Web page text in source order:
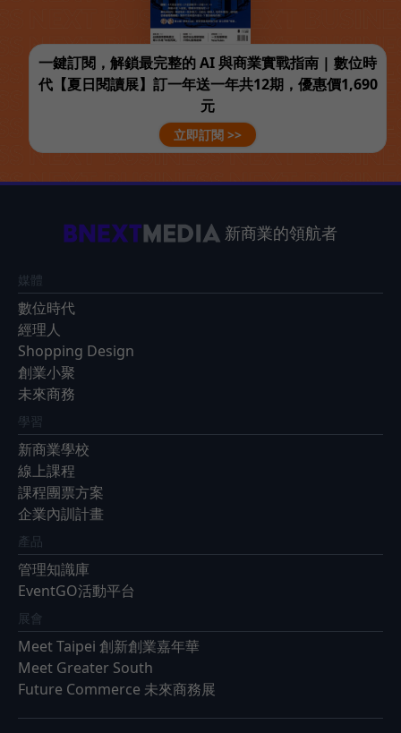
一鍵訂閱，解鎖最完整的 AI 與商業實戰指南 | 數位時
代【夏日閱讀展】訂一年送一年共12期，優惠價1,690
元
立即訂閱 >>
新商業的領航者
媒體
數位時代
經理人
Shopping Design
創業小聚
未來商務
學習
新商業學校
線上課程
課程團票方案
企業內訓計畫
產品
管理知識庫
EventGO活動平台
展會
Meet Taipei 創新創業嘉年華
Meet Greater South
Future Commerce 未來商務展